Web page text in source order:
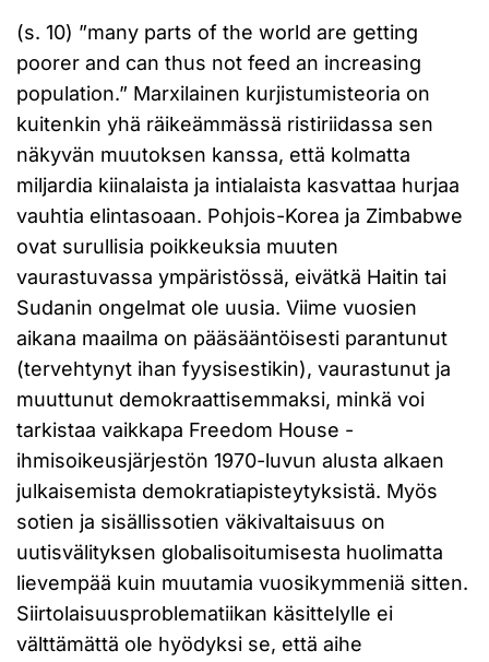
(s. 10) ”many parts of the world are getting
poorer and can thus not feed an increasing
population.” Marxilainen kurjistumisteoria on
kuitenkin yhä räikeämmässä ristiriidassa sen
näkyvän muutoksen kanssa, että kolmatta
miljardia kiinalaista ja intialaista kasvattaa hurjaa
vauhtia elintasoaan. Pohjois-Korea ja Zimbabwe
ovat surullisia poikkeuksia muuten
vaurastuvassa ympäristössä, eivätkä Haitin tai
Sudanin ongelmat ole uusia. Viime vuosien
aikana maailma on pääsääntöisesti parantunut
(tervehtynyt ihan fyysisestikin), vaurastunut ja
muuttunut demokraattisemmaksi, minkä voi
tarkistaa vaikkapa Freedom House -
ihmisoikeusjärjestön 1970-luvun alusta alkaen
julkaisemista demokratiapisteytyksistä. Myös
sotien ja sisällissotien väkivaltaisuus on
uutisvälityksen globalisoitumisesta huolimatta
lievempää kuin muutamia vuosikymmeniä sitten.
Siirtolaisuusproblematiikan käsittelylle ei
välttämättä ole hyödyksi se, että aihe